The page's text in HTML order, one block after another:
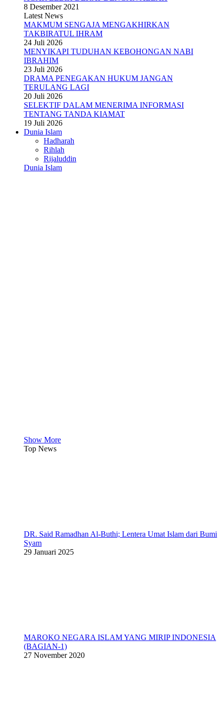
8 Desember 2021
Latest News
MAKMUM SENGAJA MENGAKHIRKAN
TAKBIRATUL IHRAM
24 Juli 2026
MENYIKAPI TUDUHAN KEBOHONGAN NABI
IBRAHIM
23 Juli 2026
DRAMA PENEGAKAN HUKUM JANGAN
TERULANG LAGI
20 Juli 2026
SELEKTIF DALAM MENERIMA INFORMASI
TENTANG TANDA KIAMAT
19 Juli 2026
Dunia Islam
Hadharah
Rihlah
Rijaluddin
Dunia Islam
Show More
Top News
DR. Said Ramadhan Al-Buthi; Lentera Umat Islam dari Bumi
Syam
29 Januari 2025
MAROKO NEGARA ISLAM YANG MIRIP INDONESIA
(BAGIAN-1)
27 November 2020